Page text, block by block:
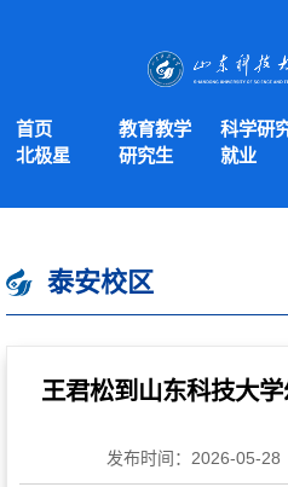
首页 教育教学 科学研
北极星
研究生 就业
泰安校区
王君松到山东科技大
发布时间：2026-05-28